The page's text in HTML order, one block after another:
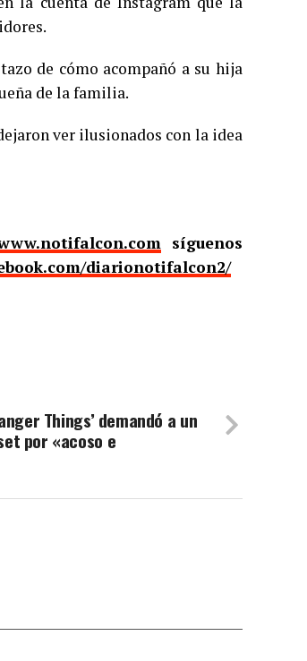
de cómo acompañó a su hija
de la familia.
ver ilusionados con la idea
síguenos
diarionotifalcon2/
Things’ demandó a un
por «acoso e